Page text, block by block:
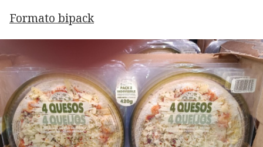
Formato bipack